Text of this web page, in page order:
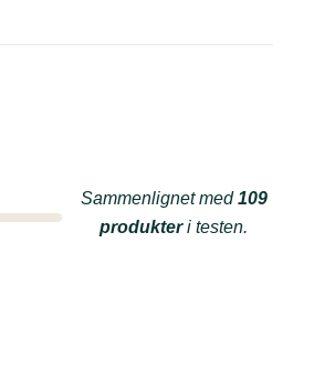
Sammenlignet med109
produkteri testen.